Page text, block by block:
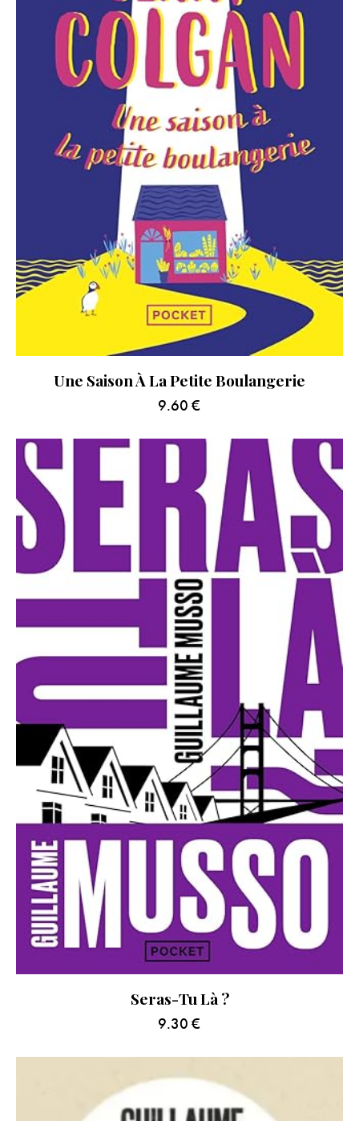
Une Saison À La Petite Boulangerie
9.60 €
Seras-Tu Là ?
9.30 €